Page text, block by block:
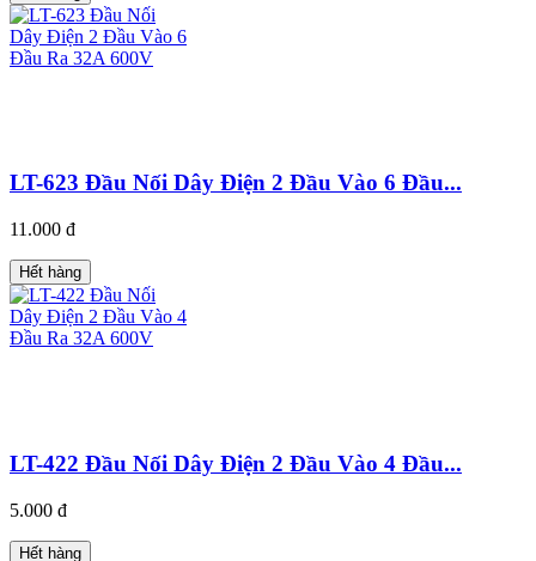
LT-623 Đầu Nối Dây Điện 2 Đầu Vào 6 Đầu...
11.000 đ
Hết hàng
LT-422 Đầu Nối Dây Điện 2 Đầu Vào 4 Đầu...
5.000 đ
Hết hàng